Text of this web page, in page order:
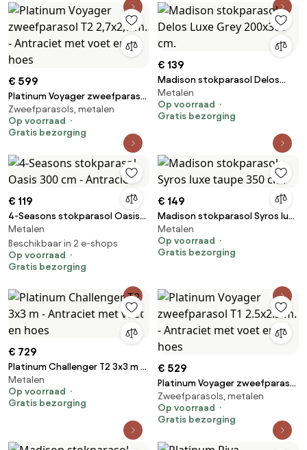
€ 599
Platinum Voyager zweefparasol
T2 2,7x2,7 m. - Antraciet met
voet en hoes
Zweefparasols, metalen
Op voorraad
Gratis bezorging
€ 139
Madison stokparasol Delos
Luxe Grey 200x300 cm.
Metalen
Op voorraad
Gratis bezorging
€ 119
4-Seasons stokparasol Oasis
300 cm - Antraciet
Metalen
Beschikbaar in 2 e-shops
Op voorraad
Gratis bezorging
€ 149
Madison stokparasol Syros luxe
taupe 350 cm.
Metalen
Op voorraad
Gratis bezorging
€ 729
Platinum Challenger T2 3x3 m -
Antraciet met voet en hoes
Metalen
Op voorraad
Gratis bezorging
€ 529
Platinum Voyager zweefparasol
T1 2.5x2.5 m. - Antraciet met
voet en hoes
Zweefparasols, metalen
Op voorraad
Gratis bezorging